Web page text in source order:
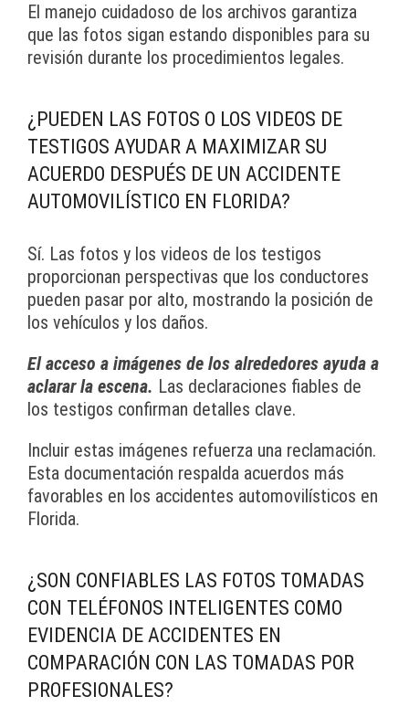
El manejo cuidadoso de los archivos garantiza
que las fotos sigan estando disponibles para su
revisión durante los procedimientos legales.
¿PUEDEN LAS FOTOS O LOS VIDEOS DE
TESTIGOS AYUDAR A MAXIMIZAR SU
ACUERDO DESPUÉS DE UN ACCIDENTE
AUTOMOVILÍSTICO EN FLORIDA?
Sí. Las fotos y los videos de los testigos
proporcionan perspectivas que los conductores
pueden pasar por alto, mostrando la posición de
los vehículos y los daños.
El acceso a imágenes de los alrededores ayuda a
aclarar la escena. Las declaraciones fiables de
los testigos confirman detalles clave.
Incluir estas imágenes refuerza una reclamación.
Esta documentación respalda acuerdos más
favorables en los accidentes automovilísticos en
Florida.
¿SON CONFIABLES LAS FOTOS TOMADAS
CON TELÉFONOS INTELIGENTES COMO
EVIDENCIA DE ACCIDENTES EN
COMPARACIÓN CON LAS TOMADAS POR
PROFESIONALES?